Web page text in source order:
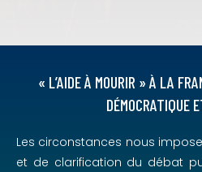
« L’AIDE À MOURIR » À LA
DÉMOCRATIQUE
Les circonstances nous
et de clarification du débat